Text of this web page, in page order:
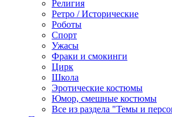
Религия
Ретро / Исторические
Роботы
Спорт
Ужасы
Фраки и смокинги
Цирк
Школа
Эротические костюмы
Юмор, смешные костюмы
Все из раздела "Темы и